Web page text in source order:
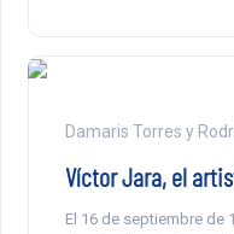
Damaris Torres y
Víctor Jara, el
El 16 de septiembre de